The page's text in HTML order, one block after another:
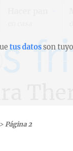
Página 2
tus datosson